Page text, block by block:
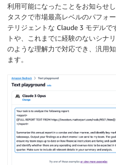
利用可能になったことをお知らせ
タスクで市場最高レベルのパフォ
テリジェントな Claude 3 モデル
トや、これまでに経験のないシナ
のような理解力で対応でき、汎用
ます。